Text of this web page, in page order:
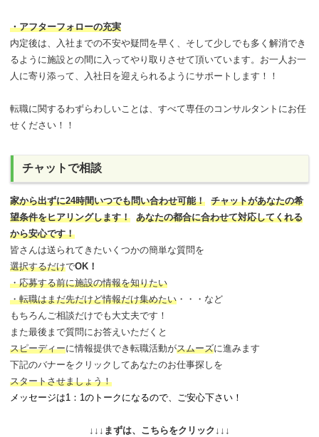
・アフターフォローの充実
内定後は、入社までの不安や疑問を早く、そして少しでも多く解消でき
るように施設との間に入ってやり取りさせて頂いています。お一人お一
人に寄り添って、入社日を迎えられるようにサポートします！！
転職に関するわずらわしいことは、すべて専任のコンサルタントにお任
せください！！
チャットで相談
家から出ずに24時間いつでも問い合わせ可能！ チャットがあなたの希
望条件をヒアリングします！ あなたの都合に合わせて対応してくれる
から安心です！
皆さんは送られてきたいくつかの簡単な質問を
選択するだけでOK！
・応募する前に施設の情報を知りたい
・転職はまだ先だけど情報だけ集めたい ・・・など
もちろんご相談だけでも大丈夫です！
また最後まで質問にお答えいただくと
スピーディーに情報提供でき転職活動がスムーズに進みます
下記のバナーをクリックしてあなたのお仕事探しを
スタートさせましょう！
メッセージは1：1のトークになるので、ご安心下さい！
↓↓↓まずは、こちらをクリック↓↓↓